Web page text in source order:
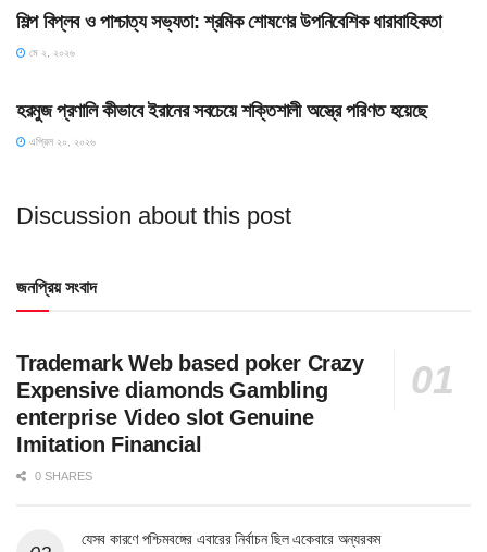
শিল্প বিপ্লব ও পাশ্চাত্য সভ্যতা: শ্রমিক শোষণের উপনিবেশিক ধারাবাহিকতা
মে ২, ২০২৬
হরমুজ প্রণালি কীভাবে ইরানের সবচেয়ে শক্তিশালী অস্ত্রে পরিণত হয়েছে
এপ্রিল ২০, ২০২৬
Discussion about this post
জনপ্রিয় সংবাদ
Trademark Web based poker Crazy
Expensive diamonds Gambling
enterprise Video slot Genuine
Imitation Financial
0 SHARES
যেসব কারণে পশ্চিমবঙ্গের এবারের নির্বাচন ছিল একেবারে অন্যরকম